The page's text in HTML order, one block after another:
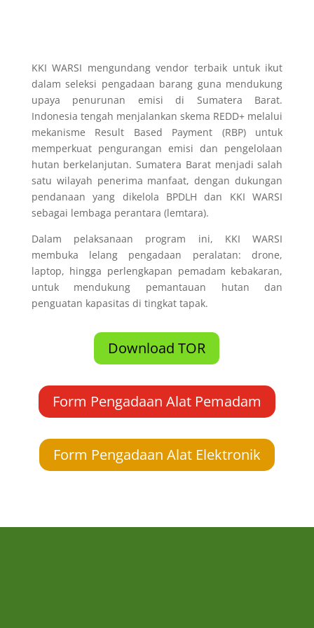
KKI WARSI mengundang vendor terbaik untuk ikut
dalam seleksi pengadaan barang guna mendukung
upaya penurunan emisi di Sumatera Barat.
Indonesia tengah menjalankan skema REDD+ melalui
mekanisme Result Based Payment (RBP) untuk
memperkuat pengurangan emisi dan pengelolaan
hutan berkelanjutan. Sumatera Barat menjadi salah
satu wilayah penerima manfaat, dengan dukungan
pendanaan yang dikelola BPDLH dan KKI WARSI
sebagai lembaga perantara (lemtara).
Dalam pelaksanaan program ini, KKI WARSI
membuka lelang pengadaan peralatan: drone,
laptop, hingga perlengkapan pemadam kebakaran,
untuk mendukung pemantauan hutan dan
penguatan kapasitas di tingkat tapak.
Download TOR
Form Pengadaan Alat Pemadam
Form Pengadaan Alat Elektronik